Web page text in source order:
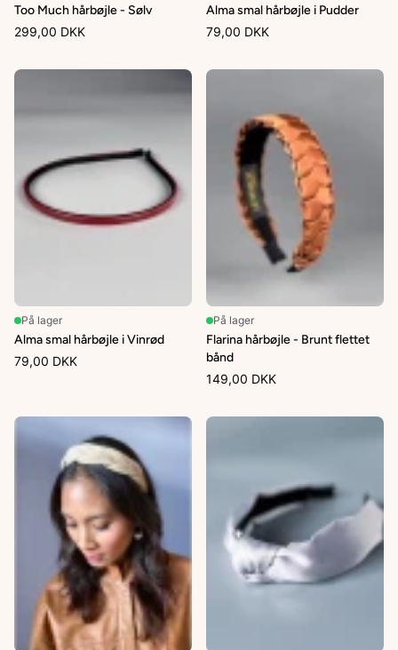
Too Much hårbøjle - Sølv
299,00 DKK
Alma smal hårbøjle i Pudder
79,00 DKK
På lager
Alma smal hårbøjle i Vinrød
79,00 DKK
På lager
Flarina hårbøjle - Brunt flettet
bånd
149,00 DKK